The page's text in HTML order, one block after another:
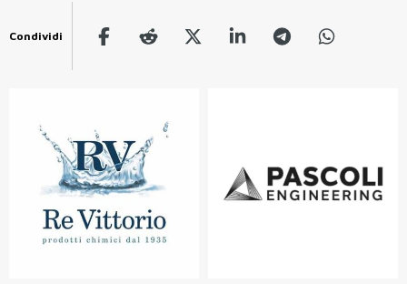
Condividi